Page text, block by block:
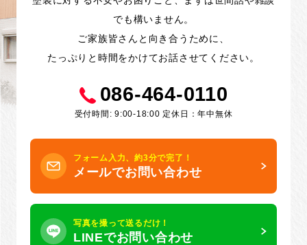
でも構いません。
ご家族皆さんと向き合うために、
たっぷりと時間をかけてお話させてください。
086-464-0110
受付時間: 9:00-18:00 定休日：年中無休
フォーム入力、約3分で完了！
メールでお問い合わせ
写真を撮って送るだけ！
LINEでお問い合わせ